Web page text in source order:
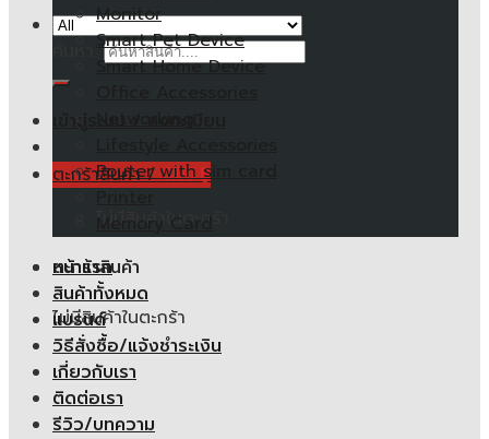
ตะกร้าสินค้า /0.00฿
ไม่มีสินค้าในตะกร้า
ตะกร้าสินค้า
ไม่มีสินค้าในตะกร้า
Monitor
Smart Pet Device
Smart Home Device
Router with sim card
Memory Card
หน้าแรก
สินค้าทั้งหมด
แบรนด์
วิธีสั่งซื้อ/แจ้งชำระเงิน
เกี่ยวกับเรา
ติดต่อเรา
รีวิว/บทความ